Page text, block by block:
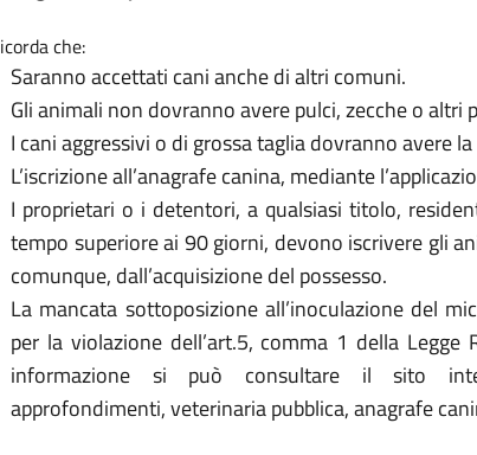
che:
Saranno accettati cani anche di altri comuni.
Gli animali non dovranno avere pulci, zecche o altri
I cani aggressivi o di grossa taglia dovranno avere
L’iscrizione all’anagrafe canina, mediante
I proprietari o i detentori, a qualsiasi titolo,
tempo superiore ai 90 giorni, devono iscrivere gli
comunque, dall’acquisizione del possesso.
La mancata sottoposizione all’inoculazione del
per la violazione dell’art.5, comma 1 della
informazione si può consultare il sito
approfondimenti, veterinaria pubblica, anagrafe